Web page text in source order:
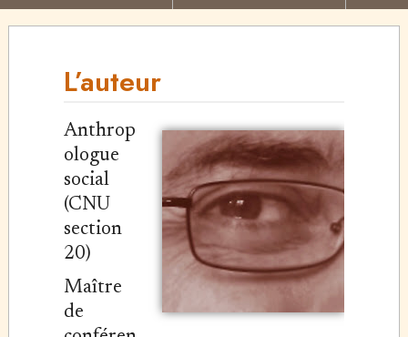
L’auteur
Anthrop
ologue
social
(CNU
section
20)
Maître
de